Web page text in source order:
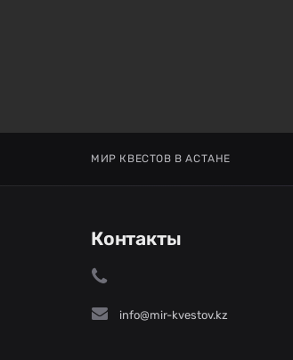
МИР КВЕСТОВ В АСТАНЕ
Контакты
info@mir-kvestov.kz